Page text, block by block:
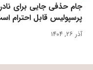
جام حذفی جایی برای
پرسپولیس قابل احترام
آذر ۲۶, ۱۴۰۴